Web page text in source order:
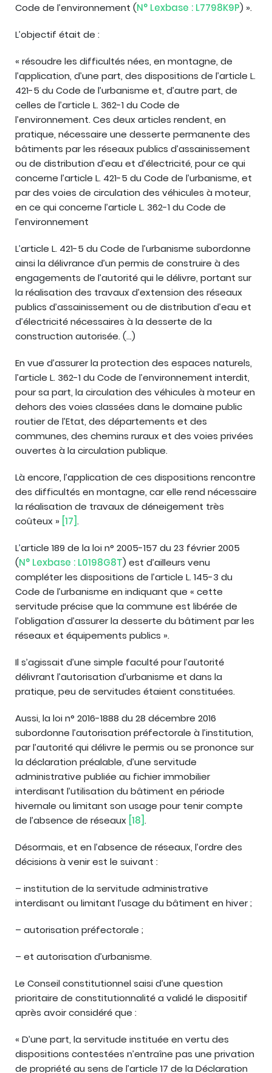
Code de l’environnement (N° Lexbase : L7798K9P) ».
L’objectif était de :
« résoudre les difficultés nées, en montagne, de
l’application, d’une part, des dispositions de l’article L.
421-5 du Code de l’urbanisme et, d’autre part, de
celles de l’article L. 362-1 du Code de
l’environnement. Ces deux articles rendent, en
pratique, nécessaire une desserte permanente des
bâtiments par les réseaux publics d’assainissement
ou de distribution d’eau et d’électricité, pour ce qui
concerne l’article L. 421-5 du Code de l’urbanisme, et
par des voies de circulation des véhicules à moteur,
en ce qui concerne l’article L. 362-1 du Code de
l’environnement
L’article L. 421-5 du Code de l’urbanisme subordonne
ainsi la délivrance d’un permis de construire à des
engagements de l’autorité qui le délivre, portant sur
la réalisation des travaux d’extension des réseaux
publics d’assainissement ou de distribution d’eau et
d’électricité nécessaires à la desserte de la
construction autorisée. (…)
En vue d’assurer la protection des espaces naturels,
l’article L. 362-1 du Code de l’environnement interdit,
pour sa part, la circulation des véhicules à moteur en
dehors des voies classées dans le domaine public
routier de l’Etat, des départements et des
communes, des chemins ruraux et des voies privées
ouvertes à la circulation publique.
Là encore, l’application de ces dispositions rencontre
des difficultés en montagne, car elle rend nécessaire
la réalisation de travaux de déneigement très
coûteux » [17] .
L’article 189 de la loi n° 2005-157 du 23 février 2005
(N° Lexbase : L0198G8T) est d’ailleurs venu
compléter les dispositions de l’article L. 145-3 du
Code de l’urbanisme en indiquant que « cette
servitude précise que la commune est libérée de
l’obligation d’assurer la desserte du bâtiment par les
réseaux et équipements publics ».
Il s’agissait d’une simple faculté pour l’autorité
délivrant l’autorisation d’urbanisme et dans la
pratique, peu de servitudes étaient constituées.
Aussi, la loi n° 2016-1888 du 28 décembre 2016
subordonne l’autorisation préfectorale à l’institution,
par l’autorité qui délivre le permis ou se prononce sur
la déclaration préalable, d’une servitude
administrative publiée au fichier immobilier
interdisant l’utilisation du bâtiment en période
hivernale ou limitant son usage pour tenir compte
de l’absence de réseaux [18] .
Désormais, et en l’absence de réseaux, l’ordre des
décisions à venir est le suivant :
– institution de la servitude administrative
interdisant ou limitant l’usage du bâtiment en hiver ;
– autorisation préfectorale ;
– et autorisation d’urbanisme.
Le Conseil constitutionnel saisi d’une question
prioritaire de constitutionnalité a validé le dispositif
après avoir considéré que :
« D’une part, la servitude instituée en vertu des
dispositions contestées n’entraîne pas une privation
de propriété au sens de l’article 17 de la Déclaration